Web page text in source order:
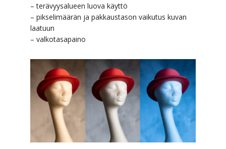
– terävyysalueen luova käyttö
– pikselimäärän ja pakkaustason vaikutus kuvan
laatuun
– valkotasapaino